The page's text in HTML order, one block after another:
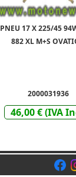
PNEU 17 X 225/45
882 XL M+S
2000031936
46,00 € (IVA